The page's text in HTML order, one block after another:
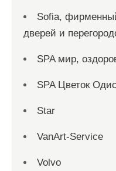
Sofia,
дверей и
SPA мир,
SPA Цветок
Star
VanArt-Service
Volvo